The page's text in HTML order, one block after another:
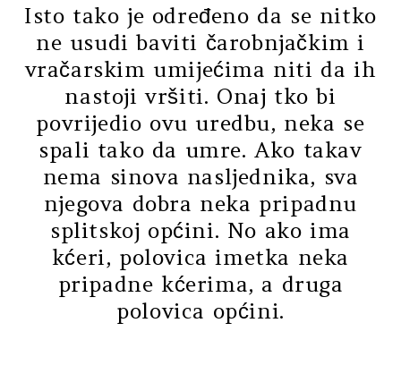
Isto tako je određeno da se nitko
ne usudi baviti čarobnjačkim i
vračarskim umijećima niti da ih
nastoji vršiti. Onaj tko bi
povrijedio ovu uredbu, neka se
spali tako da umre. Ako takav
nema sinova nasljednika, sva
njegova dobra neka pripadnu
splitskoj općini. No ako ima
kćeri, polovica imetka neka
pripadne kćerima, a druga
polovica općini.